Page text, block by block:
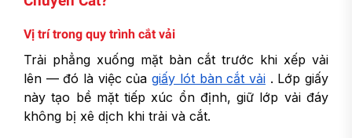
Vị trí trong quy trình cắt vải
Trải phẳng xuống mặt bàn cắt trước khi xếp vải
lên — đó là việc củagiấy lót bàn cắt vải . Lớp giấy
này tạo bề mặt tiếp xúc ổn định, giữ lớp vải đáy
không bị xê dịch khi trải và cắt.